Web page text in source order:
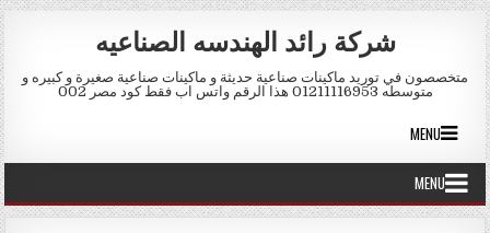
Skip to content
شركة رائد الهندسه الصناعيه
متخصصون في توريد ماكينات صناعية حديثة و ماكينات صناعية صغيرة و كبيره و
متوسطه 01211116953 هذا الرقم واتس اب فقط كود مصر 002
MENU
MENU